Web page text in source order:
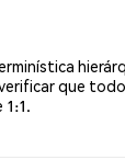
que